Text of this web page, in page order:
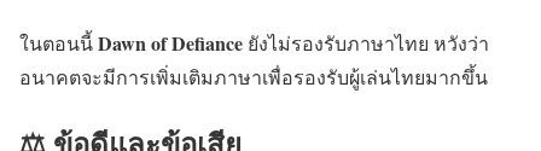
ในตอนนี้Dawn of Defiance ยังไม่รองรับภาษาไทย หวังว่า
อนาคตจะมีการเพิ่มเติมภาษาเพื่อรองรับผู้เล่นไทยมากขึ้น